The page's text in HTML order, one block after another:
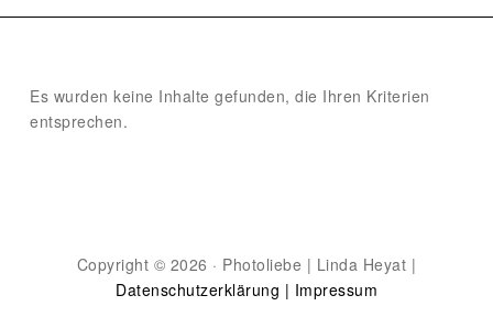
Es wurden keine Inhalte gefunden, die Ihren Kriterien
entsprechen.
Copyright © 2026 · Photoliebe | Linda Heyat |
Datenschutzerklärung | Impressum